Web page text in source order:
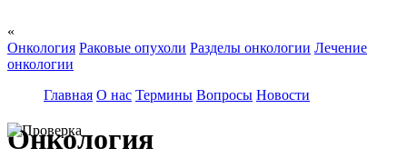
«
Онкология Раковые опухоли Разделы онкологии Лечение
онкологии
Главная О нас Термины Вопросы Новости
Онкология